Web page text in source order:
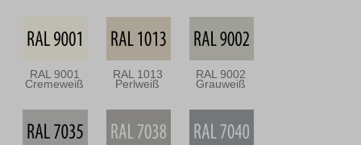
RAL 9001
Cremeweiß
RAL 1013
Perlweiß
RAL 9002
Grauweiß